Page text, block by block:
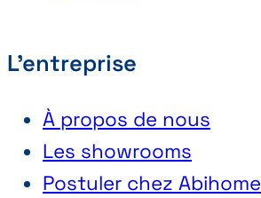
L'entreprise
À propos de nous
Les showrooms
Postuler chez Abihome